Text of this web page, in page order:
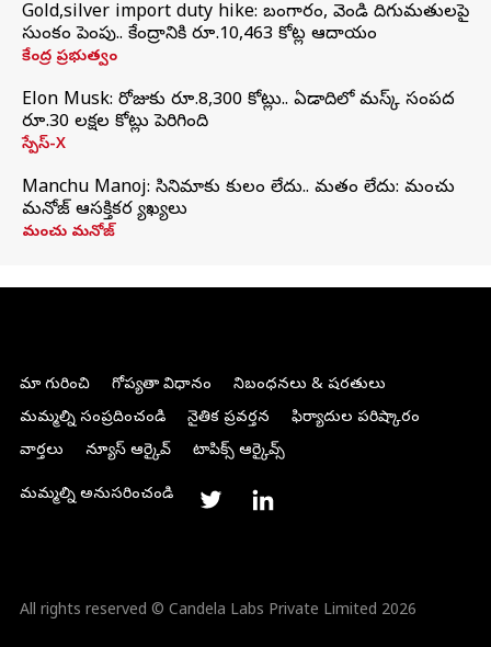
Gold,silver import duty hike: బంగారం, వెండి దిగుమతులపై
సుంకం పెంపు.. కేంద్రానికి రూ.10,463 కోట్ల ఆదాయం
కేంద్ర ప్రభుత్వం
Elon Musk: రోజుకు రూ.8,300 కోట్లు.. ఏడాదిలో మస్క్ సంపద
రూ.30 లక్షల కోట్లు పెరిగింది
స్పేస్-X
Manchu Manoj: సినిమాకు కులం లేదు.. మతం లేదు: మంచు
మనోజ్‌ ఆసక్తికర వ్యాఖ్యలు
మంచు మనోజ్
మా గురించి గోప్యతా విధానం
నిబంధనలు & షరతులు
మమ్మల్ని సంప్రదించండి
నైతిక ప్రవర్తన
ఫిర్యాదుల పరిష్కారం
వార్తలు
న్యూస్ ఆర్కైవ్ టాపిక్స్ ఆర్కైవ్స్
మమ్మల్ని అనుసరించండి
All rights reserved © Candela Labs Private Limited 2026